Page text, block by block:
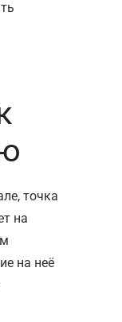
точка
на
на неё